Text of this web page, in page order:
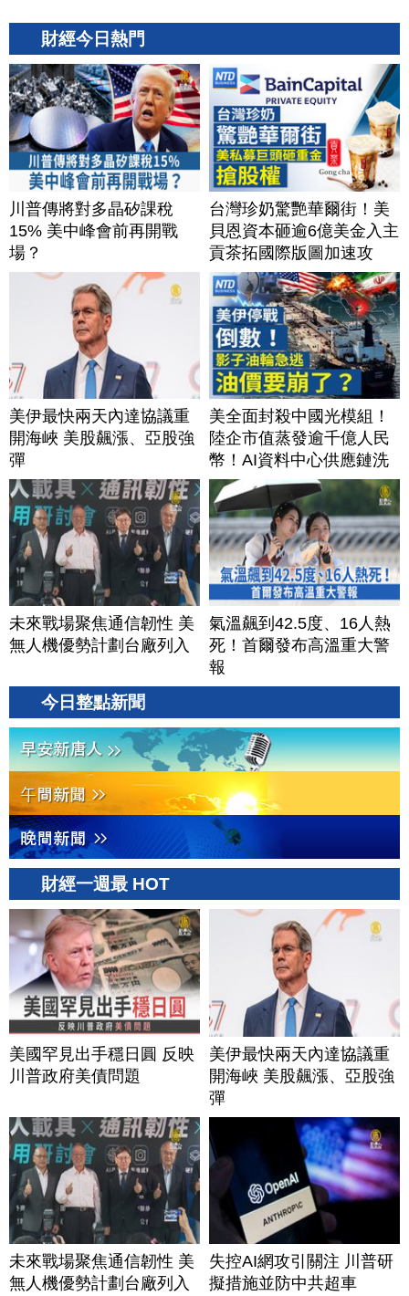
財經今日熱門
川普傳將對多晶矽課稅
15% 美中峰會前再開戰
場？
台灣珍奶驚艷華爾街！美
貝恩資本砸逾6億美金入主
貢茶拓國際版圖加速攻
美？｜#財經新聞｜
20260806(四)
美伊最快兩天內達協議重
開海峽 美股飆漲、亞股強
彈
美全面封殺中國光模組！
陸企市值蒸發逾千億人民
幣！AI資料中心供應鏈洗
牌？台灣喜迎轉單！成關
鍵樞紐？｜#財經新聞
│20260805 (三)
未來戰場聚焦通信韌性 美
無人機優勢計劃台廠列入
氣溫飆到42.5度、16人熱
死！首爾發布高溫重大警
報
今日整點新聞
財經一週最 HOT
美國罕見出手穩日圓 反映
川普政府美債問題
美伊最快兩天內達協議重
開海峽 美股飆漲、亞股強
彈
未來戰場聚焦通信韌性 美
無人機優勢計劃台廠列入
失控AI網攻引關注 川普研
擬措施並防中共超車